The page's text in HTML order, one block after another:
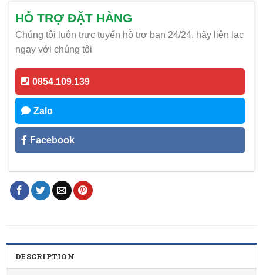
HỖ TRỢ ĐẶT HÀNG
Chúng tôi luôn trực tuyến hỗ trợ bạn 24/24. hãy liên lạc
ngay với chúng tôi
0854.109.139
Zalo
Facebook
DESCRIPTION